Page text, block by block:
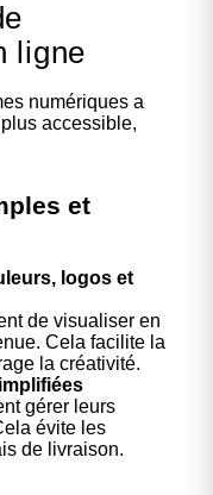
ligne
numériques a
accessible,
et
logos et
de visualiser en
Cela facilite la
la créativité.
gérer leurs
évite les
de livraison.